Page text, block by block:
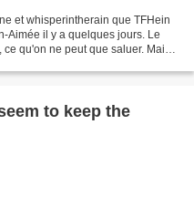
et whisperintherain que TFHein
Aimée il y a quelques jours. Le
qu'on ne peut que saluer. Mais
to keep the